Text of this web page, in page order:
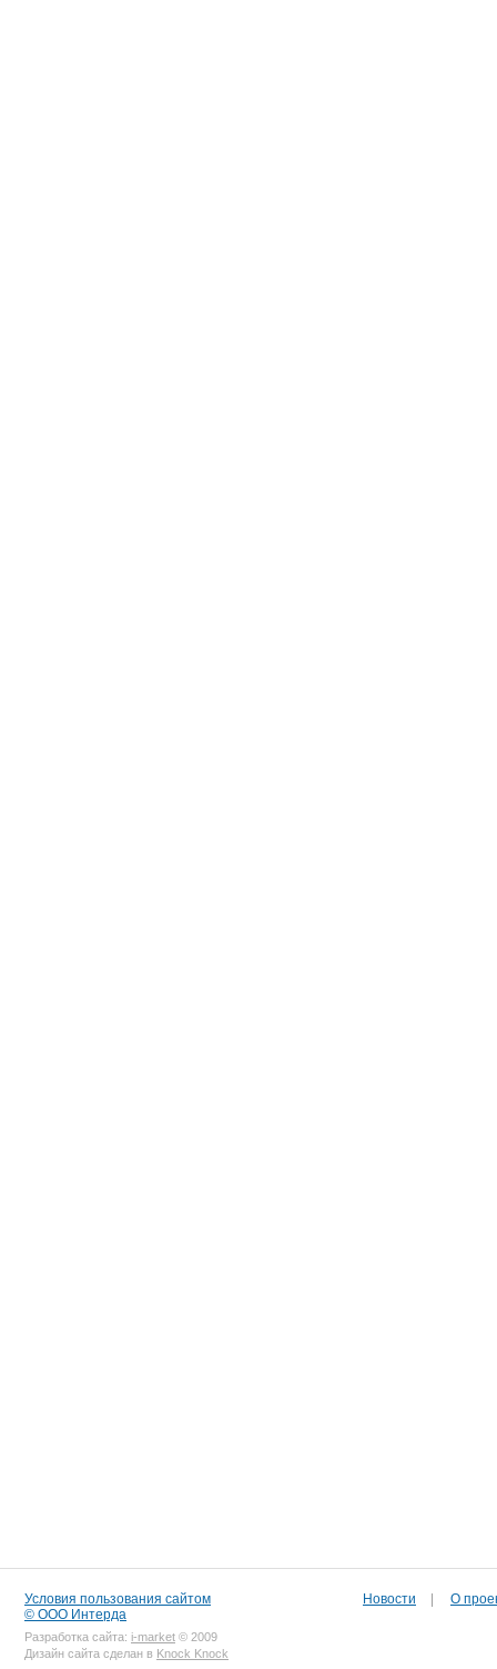
Условия пользования сайтом
© ООО Интерда
Разработка сайта: i-market © 2009
Дизайн сайта сделан в Knock Knock
Новости О